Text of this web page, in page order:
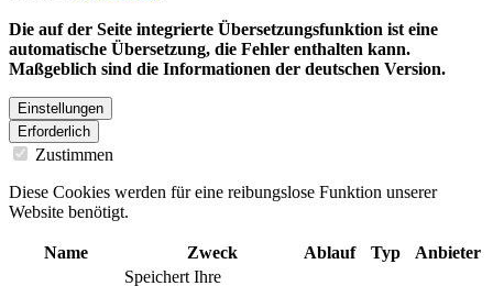
Die auf der Seite integrierte Übersetzungsfunktion ist eine
automatische Übersetzung, die Fehler enthalten kann.
Maßgeblich sind die Informationen der deutschen Version.
Einstellungen
Erforderlich
Zustimmen
Diese Cookies werden für eine reibungslose Funktion unserer
Website benötigt.
Name Zweck Ablauf Typ Anbieter
Speichert Ihre